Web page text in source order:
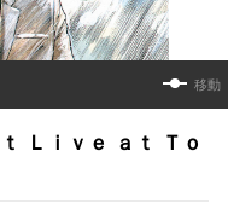
移動
Ｌｉｖｅ ａｔ Ｔｏ